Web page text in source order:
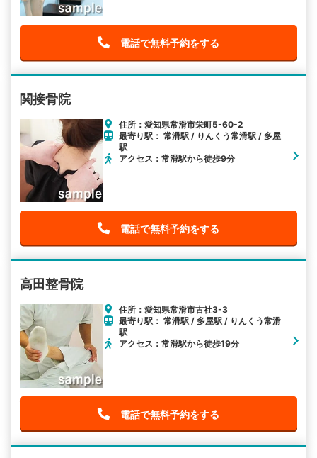
電話で無料予約をする
関接骨院
住所：愛知県常滑市栄町5-60-2
最寄り駅： 常滑駅 / りんくう常滑駅 / 多屋
駅
アクセス：常滑駅から徒歩9分
電話で無料予約をする
高田整骨院
住所：愛知県常滑市古社3-3
最寄り駅： 常滑駅 / 多屋駅 / りんくう常滑
駅
アクセス：常滑駅から徒歩19分
電話で無料予約をする